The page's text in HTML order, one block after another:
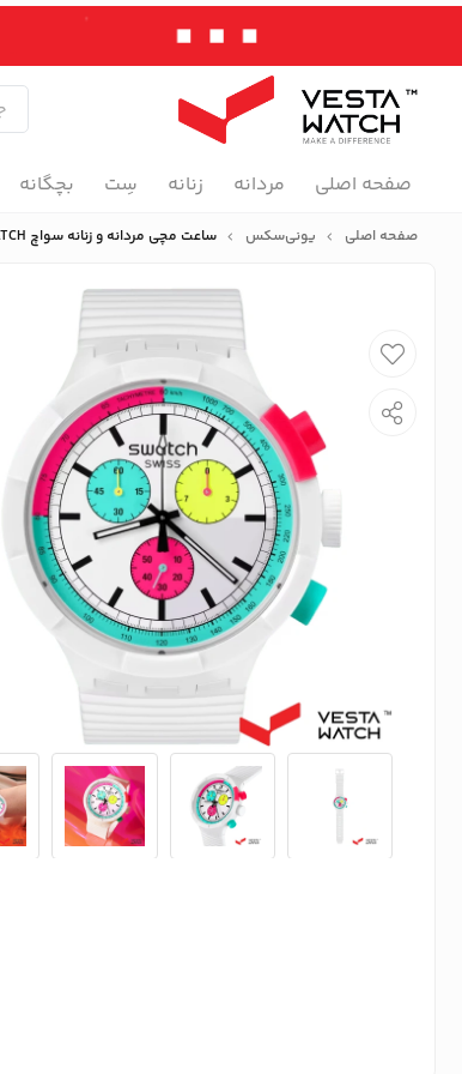
صفحه اصلی مردانه زنانه سِت بچگانه
صفحه اصلی یونی‌سکس ساعت مچی مردانه و زنانه سواچ SWATCH مدل SB06W100